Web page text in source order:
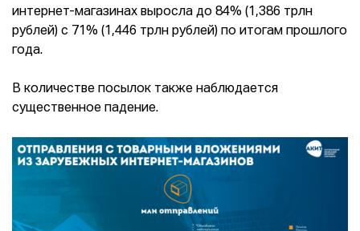
интернет-магазинах выросла до 84% (1,386 трлн
рублей) с 71% (1,446 трлн рублей) по итогам прошлого
года.
В количестве посылок также наблюдается
существенное падение.